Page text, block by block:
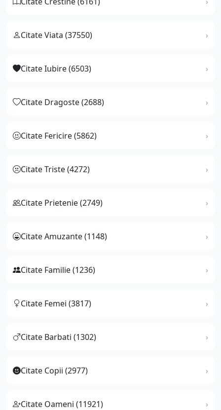
Citate Viata (37550)
Citate Iubire (6503)
Citate Dragoste (2688)
Citate Fericire (5862)
Citate Triste (4272)
Citate Prietenie (2749)
Citate Amuzante (1148)
Citate Familie (1236)
Citate Femei (3817)
Citate Barbati (1302)
Citate Copii (2977)
Citate Oameni (11921)